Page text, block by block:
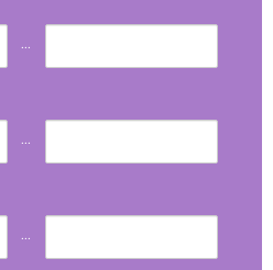
...
...
...